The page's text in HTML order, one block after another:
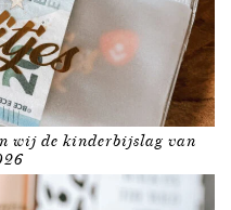
wij de kinderbijslag van